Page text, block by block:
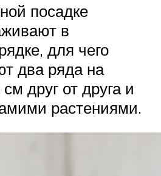
посадке
в
для чего
два ряда на
друг от друга и
растениями.